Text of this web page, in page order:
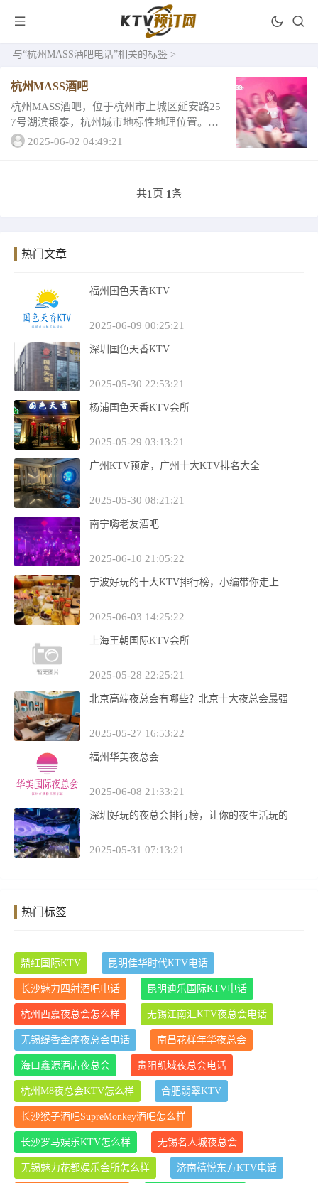
与“杭州MASS酒吧电话”相关的标签 >
杭州MASS酒吧
杭州MASS酒吧，位于杭州市上城区延安路25
7号湖滨银泰，杭州城市地标性地理位置。营
业面积达到3000多平，近60个座位，设有散
2025-06-02 04:49:21
共1 页 1条
热门文章
福州国色天香KTV
2025-06-09 00:25:21
深圳国色天香KTV
2025-05-30 22:53:21
杨浦国色天香KTV会所
2025-05-29 03:13:21
广州KTV预定，广州十大KTV排名大全
2025-05-30 08:21:21
南宁嗨老友酒吧
2025-06-10 21:05:22
宁波好玩的十大KTV排行榜，小编带你走上
2025-06-03 14:25:22
上海王朝国际KTV会所
2025-05-28 22:25:21
北京高端夜总会有哪些？北京十大夜总会最强
2025-05-27 16:53:22
福州华美夜总会
2025-06-08 21:33:21
深圳好玩的夜总会排行榜，让你的夜生活玩的
2025-05-31 07:13:21
热门标签
鼎红国际KTV 昆明佳华时代KTV电话
长沙魅力四射酒吧电话 昆明迪乐国际KTV电话
杭州西嘉夜总会怎么样 无锡江南汇KTV夜总会电话
无锡缇香金座夜总会电话 南昌花样年华夜总会
海口鑫源酒店夜总会 贵阳凯域夜总会电话
杭州M8夜总会KTV怎么样 合肥翡翠KTV
长沙猴子酒吧SupreMonkey酒吧怎么样
长沙罗马娱乐KTV怎么样 无锡名人城夜总会
无锡魅力花都娱乐会所怎么样 济南禧悦东方KTV电话